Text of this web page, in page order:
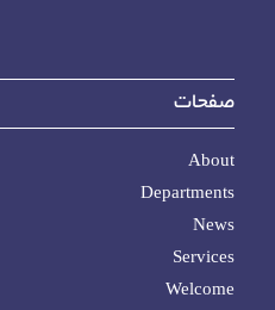
صفحات
About
Departments
News
Services
Welcome